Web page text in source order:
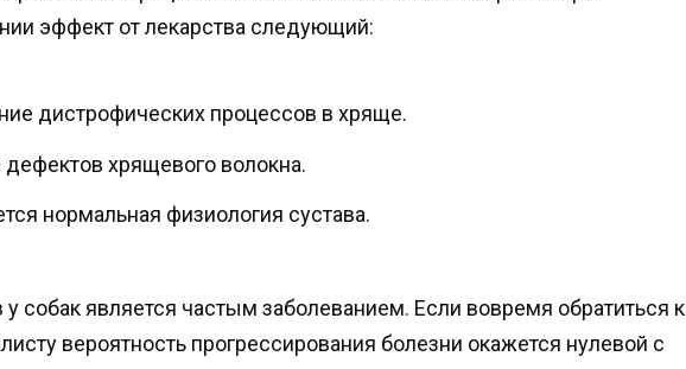
эффект от лекарства следующий:
дистрофических процессов в хряще.
хрящевого волокна.
нормальная физиология сустава.
у собак является частым заболеванием. Если вовремя обратиться к
вероятность прогрессирования болезни окажется нулевой с